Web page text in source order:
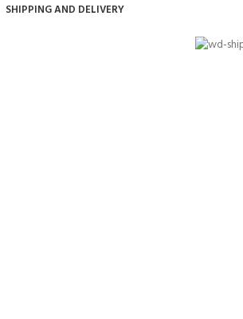
SHIPPING AND DELIVERY